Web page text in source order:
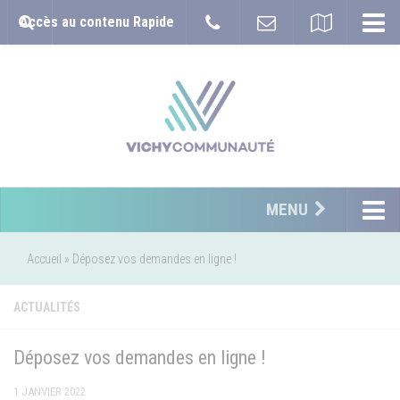
Accès au contenu Rapide
MENU
Accueil » Déposez vos demandes en ligne !
ACTUALITÉS
Déposez vos demandes en ligne !
1 JANVIER 2022